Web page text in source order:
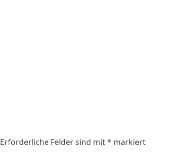
Erforderliche Felder sind mit* markiert